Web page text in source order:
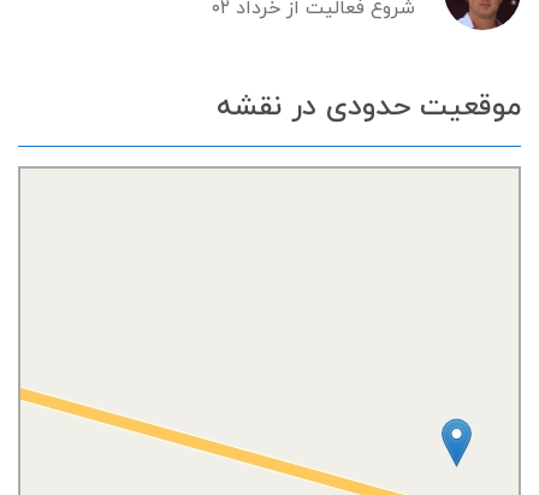
شروع فعالیت از خرداد ۰۲
موقعیت حدودی در نقشه